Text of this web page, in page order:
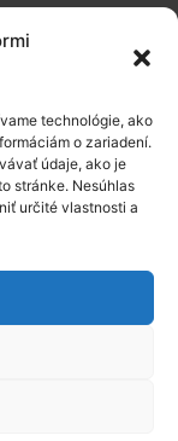
technológie, ako
o zariadení.
údaje, ako je
stránke. Nesúhlas
určité vlastnosti a
Možnosti